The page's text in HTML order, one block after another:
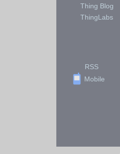
Thing Blog
ThingLabs
RSS
Mobile